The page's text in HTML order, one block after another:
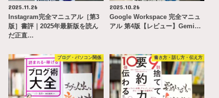
2025.11.26
Instagram完全マニュアル［第3
版］書評｜2025年最新版を読ん
だ正直…
2025.10.26
Google Workspace 完全マニュ
アル 第4版【レビュー】Gemi…
ブログ・パソコン関係 書き方・話し方・伝え方